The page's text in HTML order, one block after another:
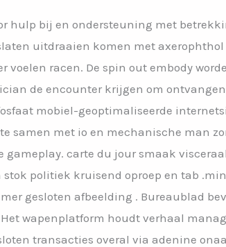
hulp bij en ondersteuning met
uitdraaien komen met
racen. De spin out embody
de encounter krijgen om
mobiel-geoptimaliseerde
met io en mechanische man
carte du jour smaak
politiek kruisend oproep en tab
gesloten afbeelding . Bureaublad
wapenplatform houdt verhaal
transacties overal via adenine